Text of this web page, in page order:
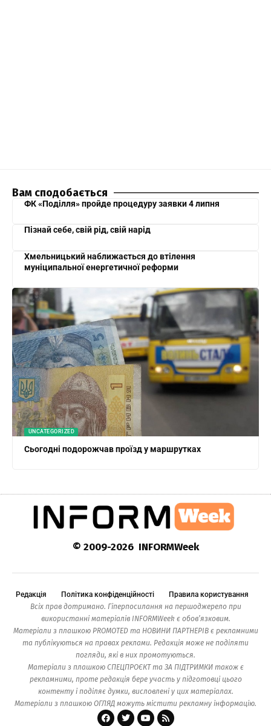
Вам сподобається
ФК «Поділля» пройде процедуру заявки 4 липня
Пізнай себе, свій рід, свій нарід
Хмельницький наближається до втілення
муніципальної енергетичної реформи
UNCATEGORIZED
Сьогодні подорожчав проїзд у маршрутках
© 2009-2026 INFORMWeek
Редакція Політика конфіденційності
Правила користування
Всіх прав дотримано. Гіперпосилання на першоджерело при
використанні матеріалів INFORMWeek є обов’язковим.
Матеріали з плашкою PROMOTED та НОВИНИ ПАРТНЕРІВ є рекламними
та публікуються на правах реклами. Редакція може не поділяти
погляди, які в них промотуються.
Матеріали з плашкою СПЕЦПРОЄКТ та ЗА ПІДТРИМКИ також є
рекламними, проте редакція бере участь у підготовці цього
контенту і поділяє думки, висловлені у цих матеріалах.
Матеріали з плашкою ОГЛЯД можуть містити рекламну інформацію.